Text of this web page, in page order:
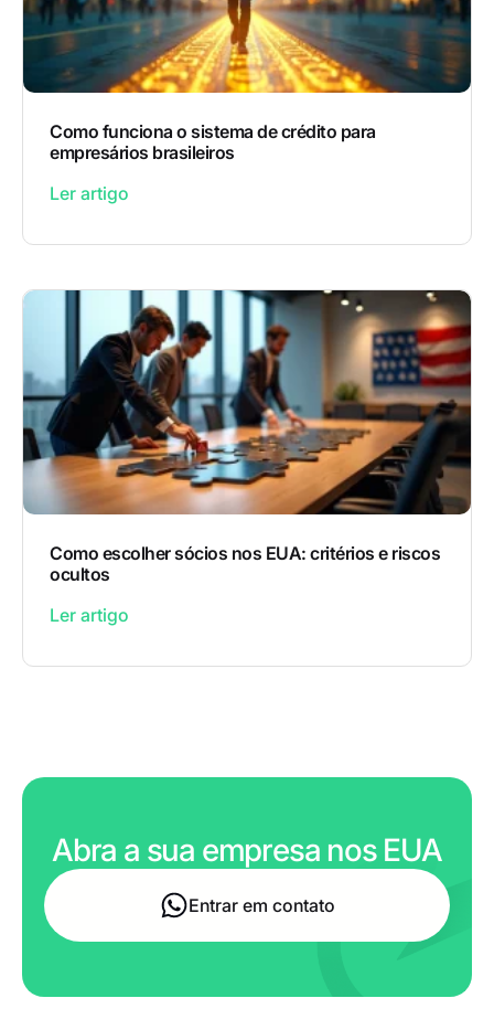
Como funciona o sistema de crédito para
empresários brasileiros
Ler artigo
Como escolher sócios nos EUA: critérios e riscos
ocultos
Ler artigo
Abra a sua empresa nos EUA
Entrar em contato